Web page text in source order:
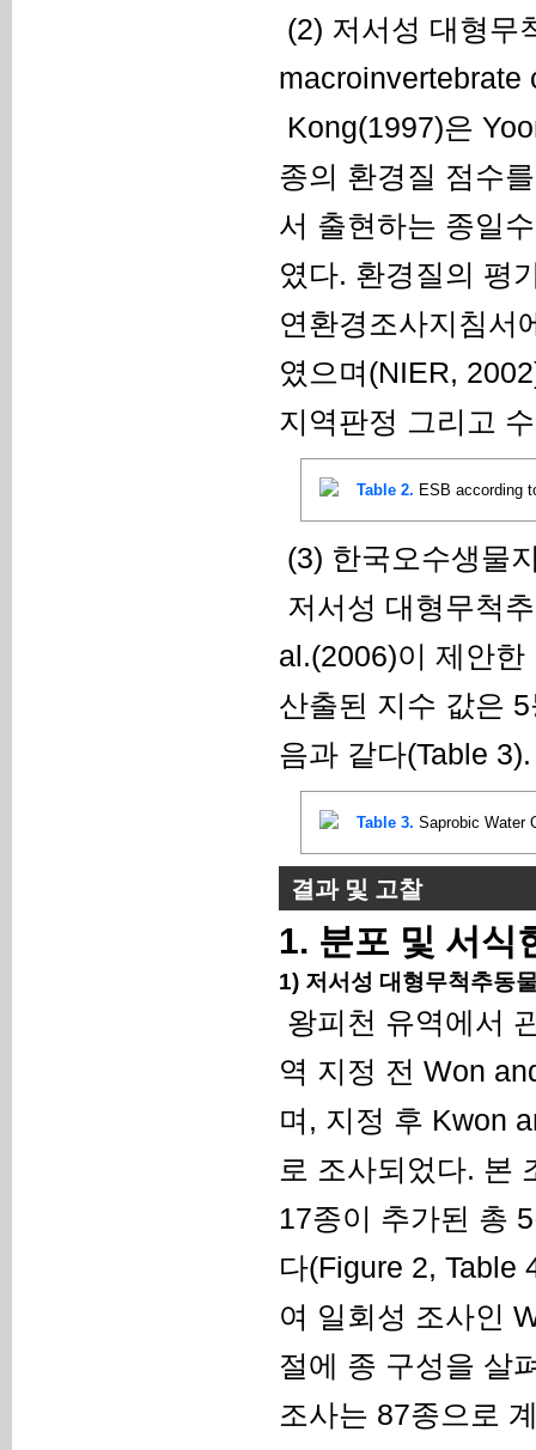
(2) 저서성 대형무
macroinvertebrate
Kong(1997)은
종의 환경질 점수
서 출현하는 종일
였다. 환경질의 평
연환경조사지침서
였으며(NIER,
지역판정 그리고
Table 2. ESB according
(3) 한국오수생물
저서성 대형무척
al.(2006)이 제안
산출된 지수 값은
음과 같다(Table 3).
Table 3. Saprobic Water
결과 및 고찰
1. 분포 및 서식
1) 저서성 대형무척추동
왕피천 유역에서
역 지정 전 Won
며, 지정 후 Kwon
로 조사되었다. 본
17종이 추가된 총
다(Figure 2, Table
여 일회성 조사인
절에 종 구성을 살
조사는 87종으로